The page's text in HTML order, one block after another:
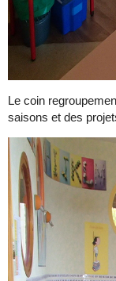
Le coin
saisons et des